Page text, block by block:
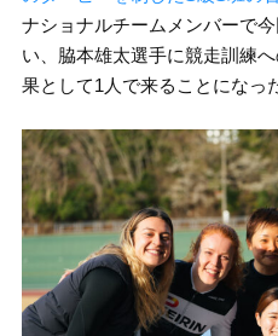
ナショナルチームメンバーで
い、脇本雄太選手に競走訓練
果として1人で来ることになっ